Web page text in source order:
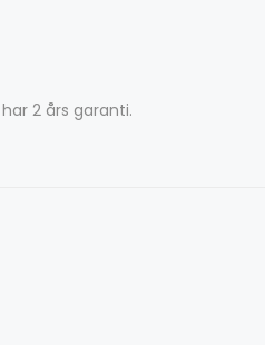
2 års garanti.